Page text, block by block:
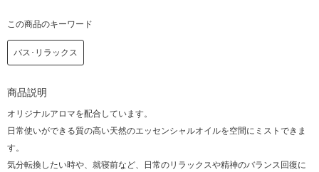
この商品のキーワード
バス･リラックス
商品説明
オリジナルアロマを配合しています。
日常使いができる質の高い天然のエッセンシャルオイルを空間にミストできま
す。
気分転換したい時や、就寝前など、日常のリラックスや精神のバランス回復に